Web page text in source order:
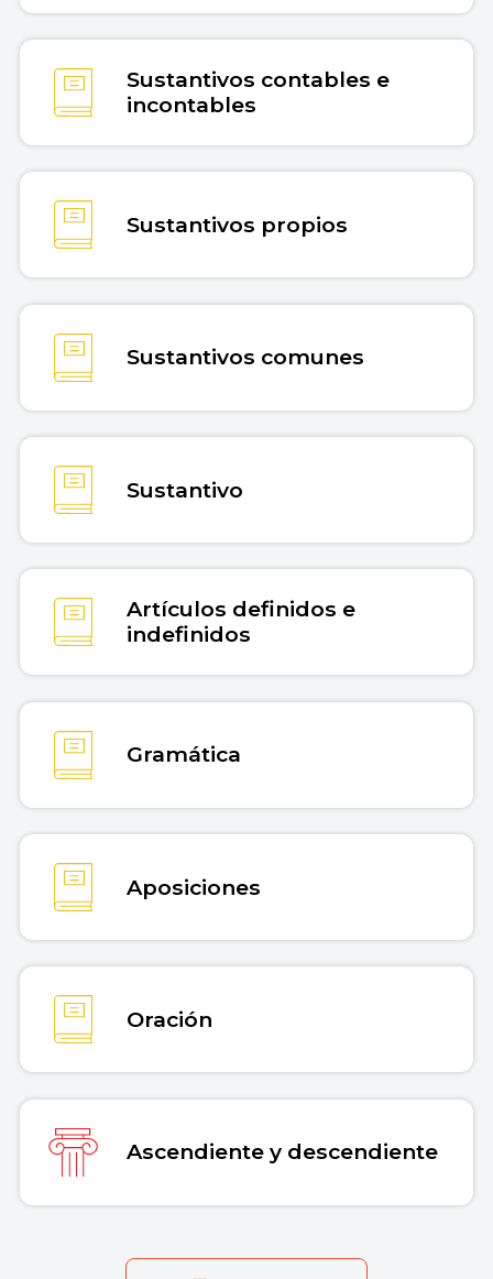
Sustantivos contables e
incontables
Sustantivos propios
Sustantivos comunes
Sustantivo
Artículos definidos e
indefinidos
Gramática
Aposiciones
Oración
Ascendiente y descendiente